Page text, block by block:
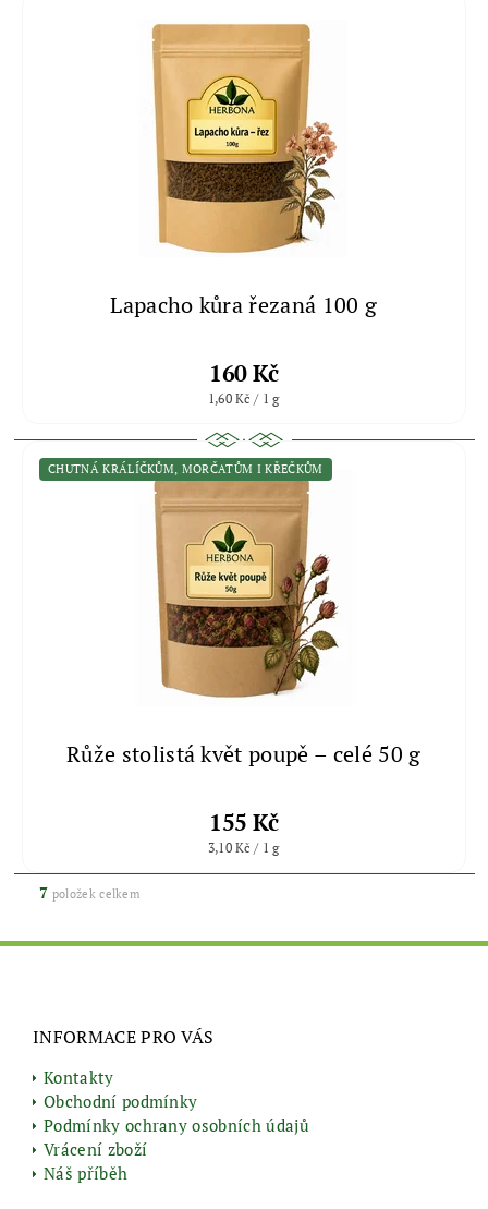
Lapacho kůra řezaná 100 g
160 Kč
1,60 Kč / 1 g
CHUTNÁ KRÁLÍČKŮM, MORČATŮM I KŘEČKŮM
Růže stolistá květ poupě – celé 50 g
155 Kč
3,10 Kč / 1 g
7 položek celkem
INFORMACE PRO VÁS
Kontakty
Obchodní podmínky
Podmínky ochrany osobních údajů
Vrácení zboží
Náš příběh